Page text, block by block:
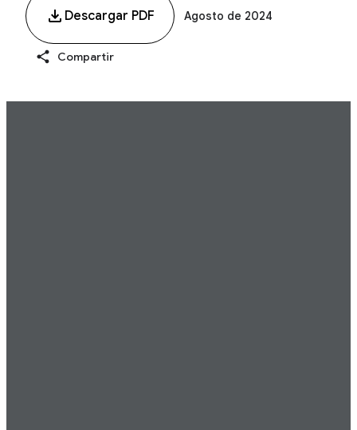
Descargar PDF Agosto de 2024
Compartir